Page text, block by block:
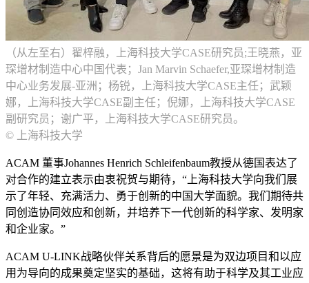
（从左至右）翟梓融，上海科技大学CASE研究员;王晓燕，亚
琛增材制造中心中国代表；Jan Marvin Schaefer,亚琛增材制造
中心业务发展-亚洲；杨锐，上海科技大学CASE主任；武颖
娜，上海科技大学CASE副主任；倪娜，上海科技大学CASE
副研究员；谢广平，上海科技大学CASE研究员。
© 上海科技大学
ACAM 董事Johannes Henrich Schleifenbaum教授从德国表达了
对合作的建立表示由衷祝贺与期待，“上海科技大学向我们展
示了年轻、充满活力、勇于创新的中国大学面貌。我们期待共
同创造协同效应和创新，并培养下一代创新的科学家、发明家
和企业家。”
ACAM U-LINK战略伙伴关系背后的愿景是为双边项目和以应
用为导向的成果奠定坚实的基础，这将有助于科学及其工业应